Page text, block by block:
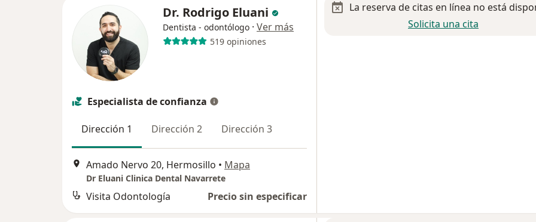
Dr. Rodrigo Eluani
Dentista - odontólogo · Ver más
519 opiniones
Especialista de confianza
Dirección 1 Dirección 2 Dirección 3
Amado Nervo 20, Hermosillo • Mapa
Dr Eluani Clinica Dental Navarrete
Visita Odontología Precio sin especificar
La reserva de citas en línea no está
Solicita una cita